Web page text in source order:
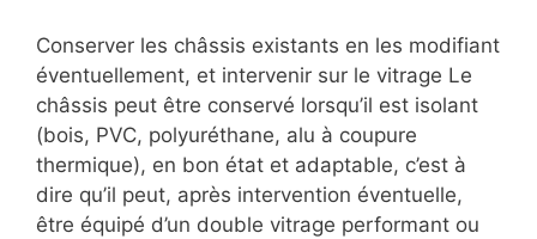
Conserver les châssis existants en les modifiant
éventuellement, et intervenir sur le vitrage Le
châssis peut être conservé lorsqu’il est isolant
(bois, PVC, polyuréthane, alu à coupure
thermique), en bon état et adaptable, c’est à
dire qu’il peut, après intervention éventuelle,
être équipé d’un double vitrage performant ou